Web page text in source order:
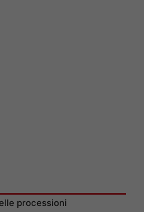
processioni